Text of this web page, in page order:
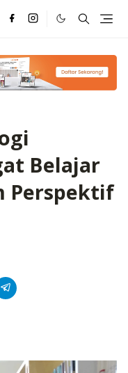
Belajar
Perspektif